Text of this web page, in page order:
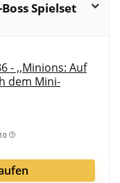
Spielset
- ,,Minions: Auf
dem Mini-